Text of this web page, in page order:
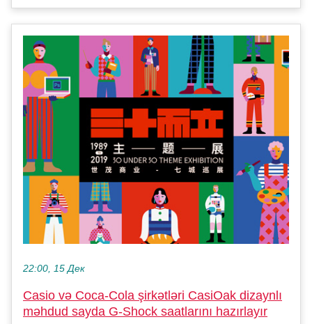
22:00, 15 Дек
Casio və Coca-Cola şirkətləri CasiOak dizaynlı
məhdud sayda G-Shock saatlarını hazırlayır